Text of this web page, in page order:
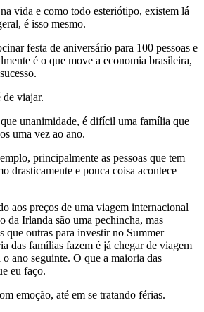
vida e como todo esteriótipo, existem lá
é isso mesmo.
festa de aniversário para 100 pessoas e
é o que move a economia brasileira,
de viajar.
unanimidade, é difícil uma família que
uma vez ao ano.
principalmente as pessoas que tem
drasticamente e pouca coisa acontece
aos preços de uma viagem internacional
da Irlanda são uma pechincha, mas
que outras para investir no Summer
das famílias fazem é já chegar de viagem
ano seguinte. O que a maioria das
eu faço.
emoção, até em se tratando férias.